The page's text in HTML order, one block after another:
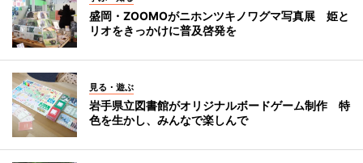
盛岡・ZOOMOがニホンツキノワグマ写真展 姫と
リオをきっかけに普及啓発を
見る・遊ぶ
岩手県立図書館がオリジナルボードゲーム制作 特
色を生かし、みんなで楽しんで